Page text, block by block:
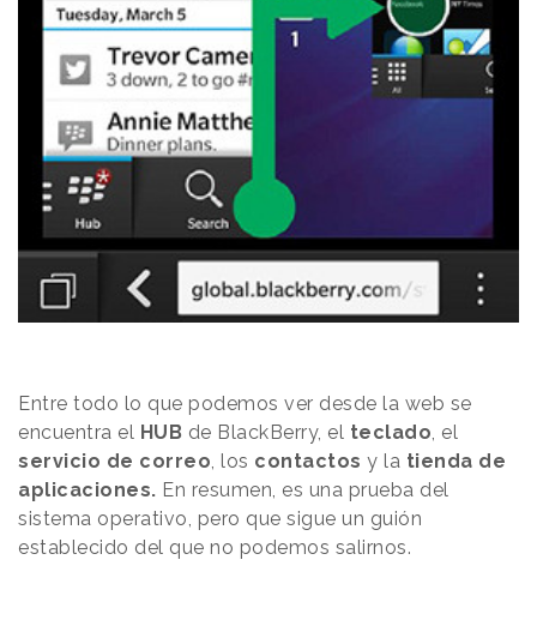
Entre todo lo que podemos ver desde la web se
encuentra el HUB de BlackBerry, el teclado, el
servicio de correo, los contactos y la tienda de
aplicaciones. En resumen, es una prueba del
sistema operativo, pero que sigue un guión
establecido del que no podemos salirnos.